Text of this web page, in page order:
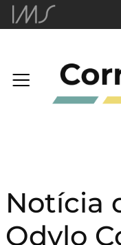
Notícia
Odylo